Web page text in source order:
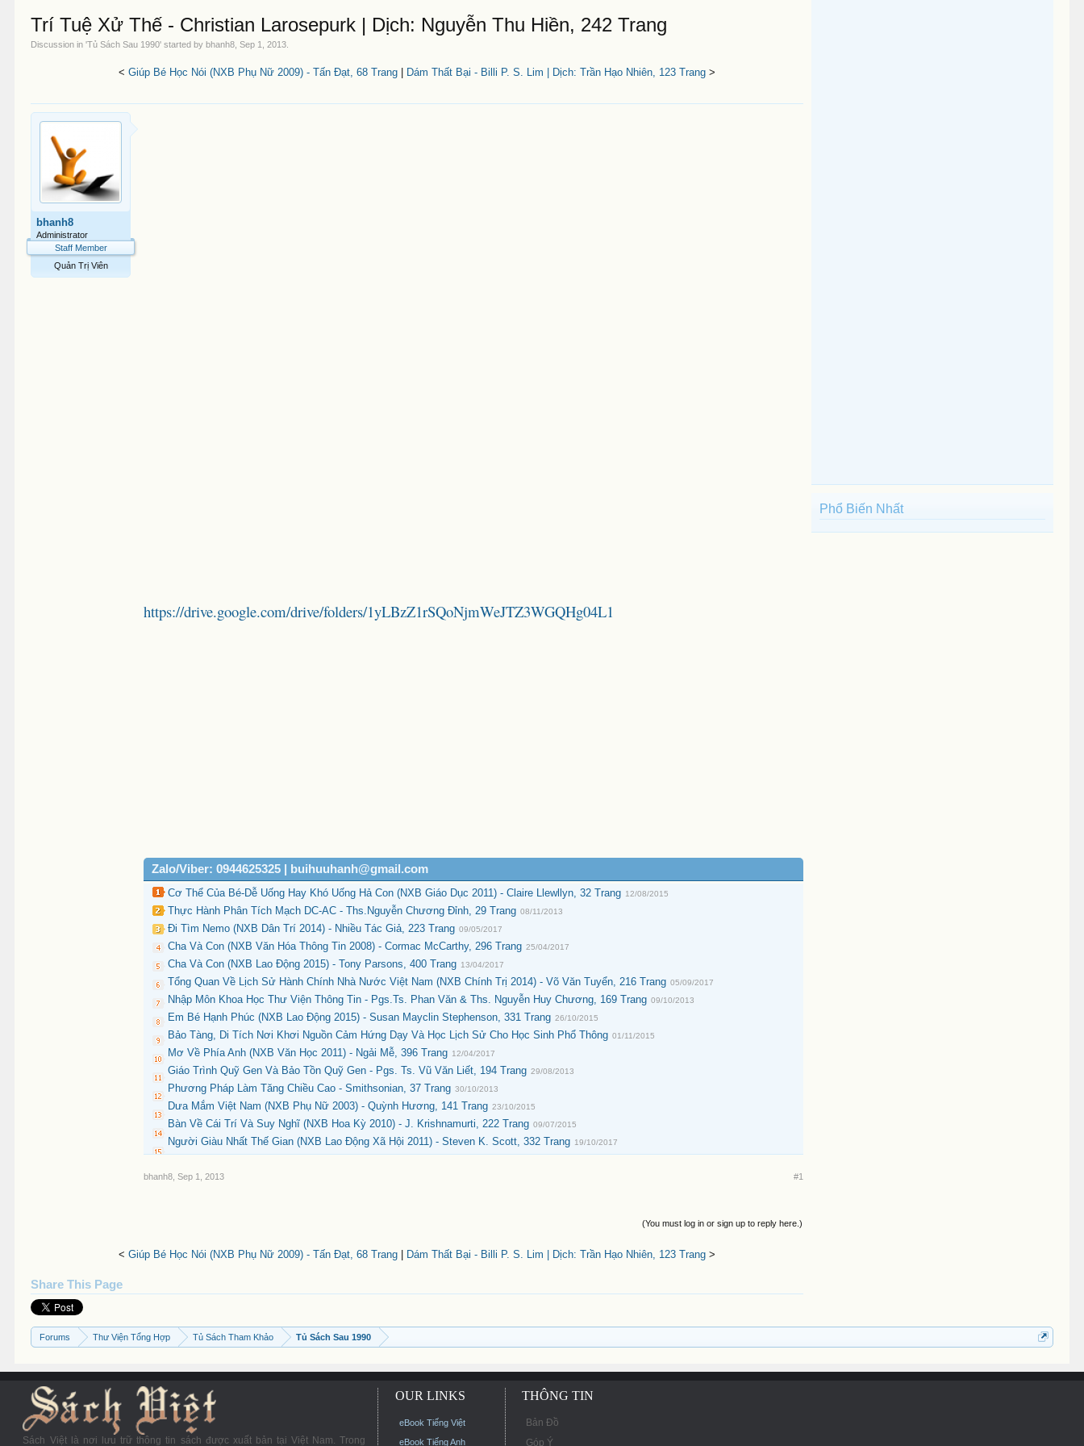
Trí Tuệ Xử Thế - Christian Larosepurk | Dịch: Nguyễn Thu Hiền, 242 Trang
Discussion in 'Tủ Sách Sau 1990' started bybhanh8 ,Sep 1, 2013
< Giúp Bé Học Nói (NXB Phụ Nữ 2009) - Tấn Đạt, 68 Trang Dám Thất Bại - Billi P. S. Lim | Dịch: Trần Hạo Nhiên, 123 Trang >
bhanh8
Administrator
Staff Member
Quản Trị Viên
https://drive.google.com/drive/folders/1yLBzZ1rSQoNjmWeJTZ3WGQHg04L1
Zalo/Viber: 0944625325 | buihuuhanh@gmail.com
Cơ Thể Của Bé-Dễ Uống Hay Khó Uống Hả Con (NXB Giáo Dục 2011) - Claire Llewllyn, 32 Trang 12/08/2015
Thực Hành Phân Tích Mạch DC-AC - Ths.Nguyễn Chương Đỉnh, 29 Trang 08/11/2013
Đi Tìm Nemo (NXB Dân Trí 2014) - Nhiều Tác Giả, 223 Trang 09/05/2017
Cha Và Con (NXB Văn Hóa Thông Tin 2008) - Cormac McCarthy, 296 Trang 25/04/2017
Cha Và Con (NXB Lao Động 2015) - Tony Parsons, 400 Trang 13/04/2017
Tổng Quan Về Lịch Sử Hành Chính Nhà Nước Việt Nam (NXB Chính Trị 2014) - Võ Văn Tuyển, 216 Trang 05/09/2017
Nhập Môn Khoa Học Thư Viện Thông Tin - Pgs.Ts. Phan Văn & Ths. Nguyễn Huy Chương, 169 Trang 09/10/2013
Em Bé Hạnh Phúc (NXB Lao Động 2015) - Susan Mayclin Stephenson, 331 Trang 26/10/2015
Bảo Tàng, Di Tích Nơi Khơi Nguồn Cảm Hứng Dạy Và Học Lịch Sử Cho Học Sinh Phổ Thông 01/11/2015
Mơ Về Phía Anh (NXB Văn Học 2011) - Ngải Mễ, 396 Trang 12/04/2017
Giáo Trình Quỹ Gen Và Bảo Tồn Quỹ Gen - Pgs. Ts. Vũ Văn Liết, 194 Trang 29/08/2013
Phương Pháp Làm Tăng Chiều Cao - Smithsonian, 37 Trang 30/10/2013
Dưa Mắm Việt Nam (NXB Phụ Nữ 2003) - Quỳnh Hương, 141 Trang 23/10/2015
Bàn Về Cái Trí Và Suy Nghĩ (NXB Hoa Kỳ 2010) - J. Krishnamurti, 222 Trang 09/07/2015
Người Giàu Nhất Thế Gian (NXB Lao Động Xã Hội 2011) - Steven K. Scott, 332 Trang 19/10/2017
bhanh8 Sep 1, 2013 #1
(You must log in or sign up to reply here.)
< Giúp Bé Học Nói (NXB Phụ Nữ 2009) - Tấn Đạt, 68 Trang Dám Thất Bại - Billi P. S. Lim | Dịch: Trần Hạo Nhiên, 123 Trang >
Share This Page
Phổ Biến Nhất
Forums Thư Viện Tổng Hợp Tủ Sách Tham Khảo Tủ Sách Sau 1990
Sách Việt là nơi lưu trữ thông tin sách được xuất bản tại Việt Nam. Trong
OUR LINKS
eBook Tiếng Việt
eBook Tiếng Anh
THÔNG TIN
Bản Đồ
Góp Ý